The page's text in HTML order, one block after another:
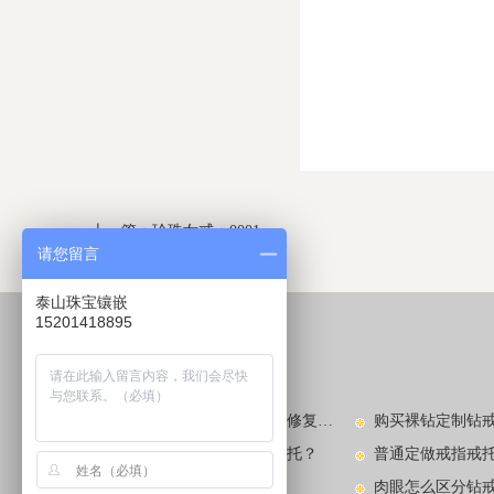
上一篇：珍珠女戒：0001
下一篇：
较新动态 LATEST NEWS​
钻戒款式不喜欢去哪里换戒托？
普通定做戒指戒
看图识别中国玉手镯款式
肉眼怎么区分钻
请您留言
泰山珠宝镶嵌
15201418895